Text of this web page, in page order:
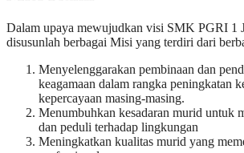
Dalam upaya mewujudkan visi SMK PGRI 1
disusunlah berbagai Misi yang terdiri dari
Menyelenggarakan pembinaan dan
keagamaan dalam rangka peningkatan
kepercayaan masing-masing.
Menumbuhkan kesadaran murid untuk
dan peduli terhadap lingkungan
Meningkatkan kualitas murid yang